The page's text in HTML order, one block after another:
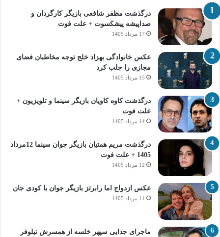
درگذشت مظفر شافعی بازیگر کارگردان و
صداپیشه پیشکسوت + علت فوت
17 مرداد 1405
عکس خانوادگی بهزاد خلج توجه مخاطبان فضای
مجازی را جلب کرد
15 مرداد 1405
درگذشت کاوه کاویان بازیگر سینما و تلویزیون +
علت فوت
14 مرداد 1405
درگذشت مریم همتیان بازیگر جوان سینما 12مرداد
1405 + علت فوت
12 مرداد 1405
عکس ازدواج اما رابرتز بازیگر جوان با کودی جان
11 مرداد 1405
ماجرای جدایی سپهر خلسه از همسرش نیلوفر